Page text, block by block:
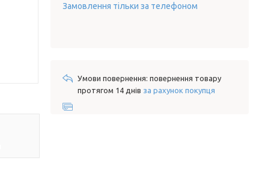
Замовлення тільки за телефоном
повернення товару
протягом 14 днів за рахунок покупця